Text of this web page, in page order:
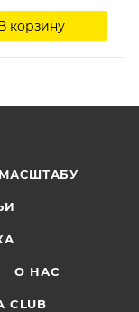
корзину
О НАС
CLUB